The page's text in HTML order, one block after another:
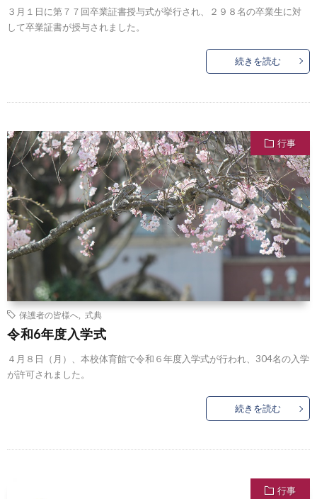
３月１日に第７７回卒業証書授与式が挙行され、２９８名の卒業生に対
して卒業証書が授与されました。
続きを読む
行事
保護者の皆様へ 式典
令和6年度入学式
４月８日（月）、本校体育館で令和６年度入学式が行われ、304名の入学
が許可されました。
続きを読む
行事